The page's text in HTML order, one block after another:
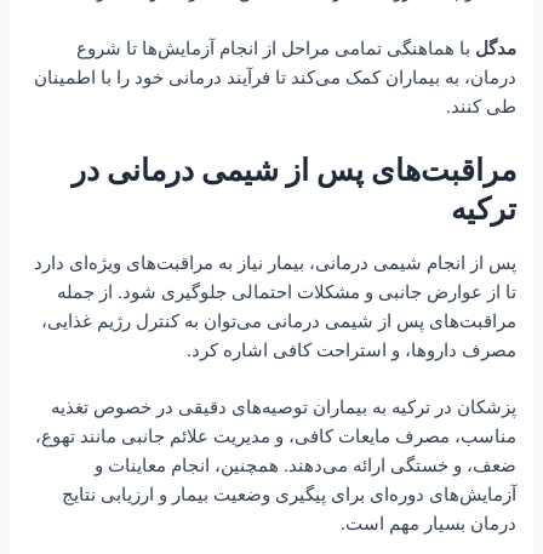
مدگل با هماهنگی تمامی مراحل از انجام آزمایش‌ها تا شروع
درمان، به بیماران کمک می‌کند تا فرآیند درمانی خود را با اطمینان
طی کنند.
مراقبت‌های پس از شیمی درمانی در
ترکیه
پس از انجام شیمی درمانی، بیمار نیاز به مراقبت‌های ویژه‌ای دارد
تا از عوارض جانبی و مشکلات احتمالی جلوگیری شود. از جمله
مراقبت‌های پس از شیمی درمانی می‌توان به کنترل رژیم غذایی،
مصرف داروها، و استراحت کافی اشاره کرد.
پزشکان در ترکیه به بیماران توصیه‌های دقیقی در خصوص تغذیه
مناسب، مصرف مایعات کافی، و مدیریت علائم جانبی مانند تهوع،
ضعف، و خستگی ارائه می‌دهند. همچنین، انجام معاینات و
آزمایش‌های دوره‌ای برای پیگیری وضعیت بیمار و ارزیابی نتایج
درمان بسیار مهم است.